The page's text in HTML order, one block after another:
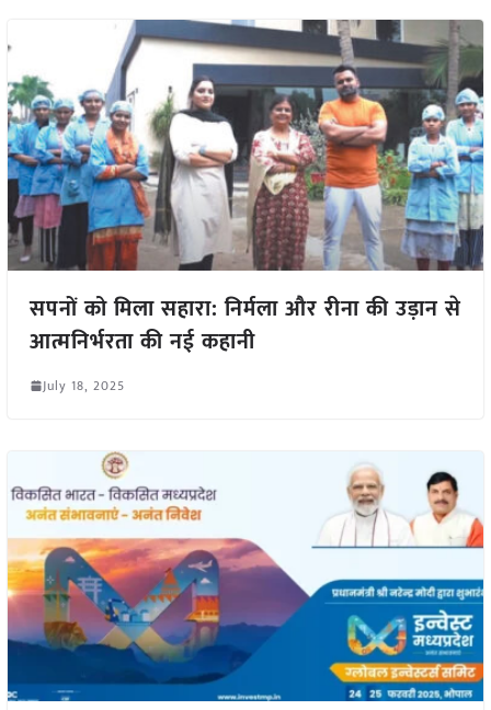
सपनों को मिला सहारा: निर्मला और रीना की उड़ान से
आत्मनिर्भरता की नई कहानी
July 18, 2025